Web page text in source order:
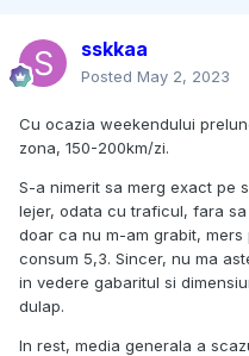
sskkaa
Posted May 2, 2023
Cu ocazia weekendului
zona, 150-200km/zi.
S-a nimerit sa merg exact pe
lejer, odata cu traficul, fara
doar ca nu m-am grabit, mers
consum 5,3. Sincer, nu ma
in vedere gabaritul si
dulap.
In rest, media generala a